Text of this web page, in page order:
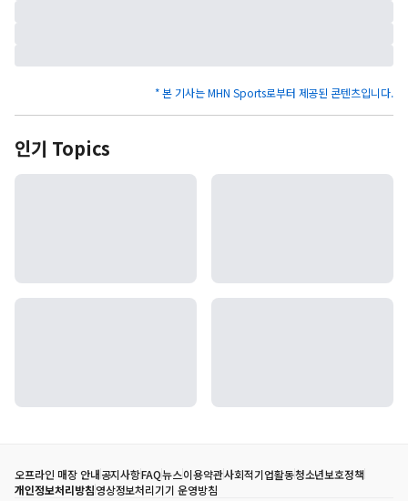
* 본 기사는 MHN Sports로부터 제공된 콘텐츠입니다.
인기 Topics
오프라인 매장 안내공지사항FAQ뉴스이용약관사회적기업활동청소년보호정책
개인정보처리방침영상정보처리기기 운영방침